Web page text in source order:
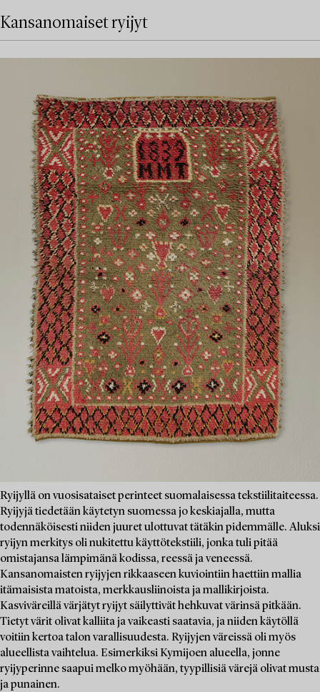
Kansanomaiset ryijyt
Ryijyllä on vuosisataiset perinteet suomalaisessa tekstiilitaiteessa.
Ryijyjä tiedetään käytetyn suomessa jo keskiajalla, mutta
todennäköisesti niiden juuret ulottuvat tätäkin pidemmälle. Aluksi
ryijyn merkitys oli nukitettu käyttötekstiili, jonka tuli pitää
omistajansa lämpimänä kodissa, reessä ja veneessä.
Kansanomaisten ryijyjen rikkaaseen kuviointiin haettiin mallia
itämaisista matoista, merkkausliinoista ja mallikirjoista.
Kasviväreillä värjätyt ryijyt säilyttivät hehkuvat värinsä pitkään.
Tietyt värit olivat kalliita ja vaikeasti saatavia, ja niiden käytöllä
voitiin kertoa talon varallisuudesta. Ryijyjen väreissä oli myös
alueellista vaihtelua. Esimerkiksi Kymijoen alueella, jonne
ryijyperinne saapui melko myöhään, tyypillisiä värejä olivat musta
ja punainen.